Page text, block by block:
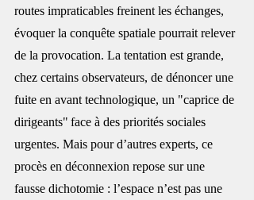
routes impraticables freinent les échanges,
évoquer la conquête spatiale pourrait relever
de la provocation. La tentation est grande,
chez certains observateurs, de dénoncer une
fuite en avant technologique, un "caprice de
dirigeants" face à des priorités sociales
urgentes. Mais pour d’autres experts, ce
procès en déconnexion repose sur une
fausse dichotomie : l’espace n’est pas une